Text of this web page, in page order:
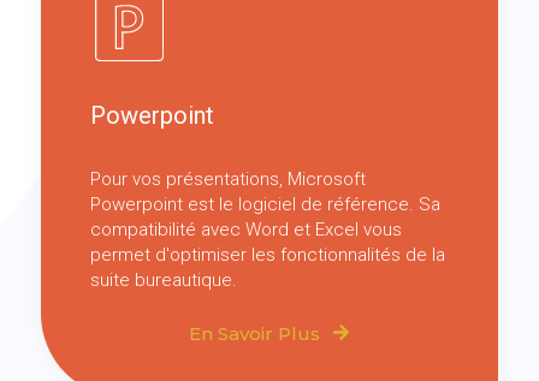
Powerpoint
Pour vos présentations, Microsoft
Powerpoint est le logiciel de référence. Sa
compatibilité avec Word et Excel vous
permet d'optimiser les fonctionnalités de la
suite bureautique.
En Savoir Plus